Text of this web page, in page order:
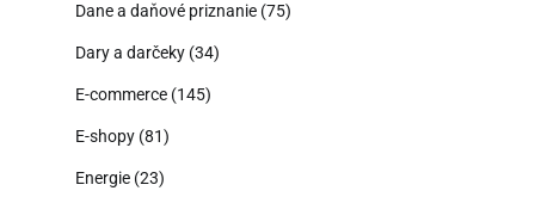
Dane a daňové priznanie (75)
Dary a darčeky (34)
E-commerce (145)
E-shopy (81)
Energie (23)